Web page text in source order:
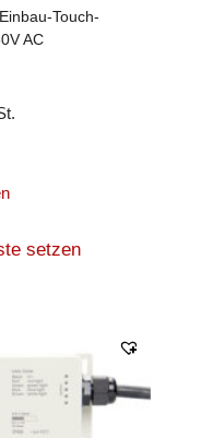
Touch-
AC
setzen